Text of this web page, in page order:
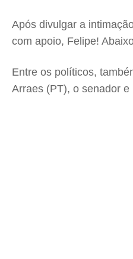
Após divulgar a
com apoio, Felipe!
Entre os políticos,
Arraes (PT), o senador